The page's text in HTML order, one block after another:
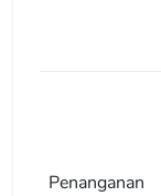
Penanganan